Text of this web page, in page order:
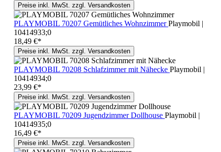
Preise inkl. MwSt. zzgl. Versandkosten
PLAYMOBIL 70207 Gemütliches WohnzimmerPlaymobil |
10414933;0
18,49 €*
Preise inkl. MwSt. zzgl. Versandkosten
PLAYMOBIL 70208 Schlafzimmer mit Nähecke Playmobil |
10414934;0
23,99 €*
Preise inkl. MwSt. zzgl. Versandkosten
PLAYMOBIL 70209 Jugendzimmer Dollhouse Playmobil |
10414935;0
16,49 €*
Preise inkl. MwSt. zzgl. Versandkosten